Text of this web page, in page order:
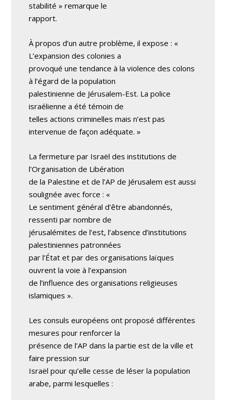
stabilité » remarque le
rapport.
À propos d’un autre problème, il expose : «
L’expansion des colonies a
provoqué une tendance à la violence des colons
à l’égard de la population
palestinienne de Jérusalem-Est. La police
israélienne a été témoin de
telles actions criminelles mais n’est pas
intervenue de façon adéquate. »
La fermeture par Israël des institutions de
l’Organisation de Libération
de la Palestine et de l’AP de Jérusalem est aussi
soulignée avec force : «
Le sentiment général d’être abandonnés,
ressenti par nombre de
jérusalémites de l’est, l’absence d’institutions
palestiniennes patronnées
par l’État et par des organisations laïques
ouvrent la voie à l’expansion
de l’influence des organisations religieuses
islamiques ».
Les consuls européens ont proposé différentes
mesures pour renforcer la
présence de l’AP dans la partie est de la ville et
faire pression sur
Israël pour qu’elle cesse de léser la population
arabe, parmi lesquelles :